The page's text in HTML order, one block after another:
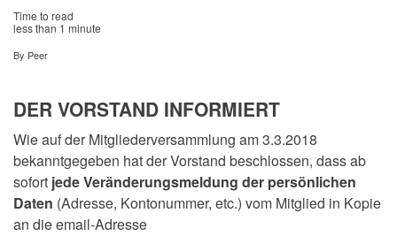
Time to read
less than 1 minute
By Peer
DER VORSTAND INFORMIERT
Wie auf der Mitgliederversammlung am 3.3.2018
bekanntgegeben hat der Vorstand beschlossen, dass ab
sofort jede Veränderungsmeldung der persönlichen
Daten (Adresse, Kontonummer, etc.) vom Mitglied in Kopie
an die email-Adresse